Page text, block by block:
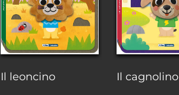
Il leoncino Il cagnolino